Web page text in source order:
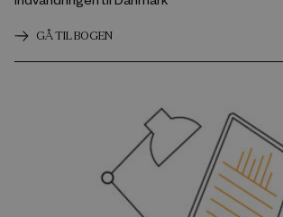
GÅ TIL BOGEN